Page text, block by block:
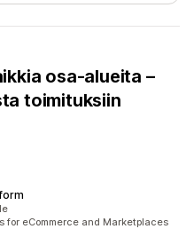
osa-alueita –
toimituksiin
for eCommerce and Marketplaces